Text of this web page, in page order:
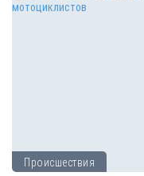
Происшествия